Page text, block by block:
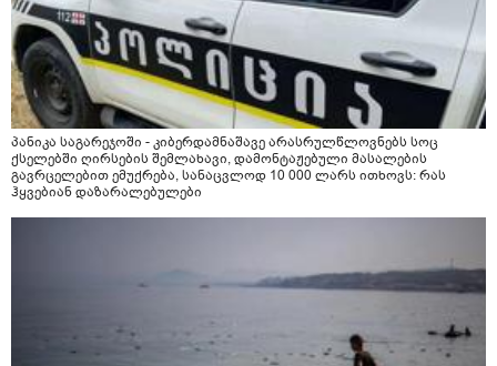
პანიკა საგარეჯოში - კიბერდამნაშავე არასრულწლოვნებს სოც
ქსელებში ღირსების შემლახავი, დამონტაჟებული მასალების
გავრცელებით ემუქრება, სანაცვლოდ 10 000 ლარს ითხოვს: რას
ჰყვებიან დაზარალებულები